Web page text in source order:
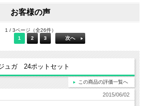
お客様の声
1 / 3ページ（全26件）
1
2 3 次へ
ュガ 24ポットセット
この商品の評価一覧へ
2015/06/02